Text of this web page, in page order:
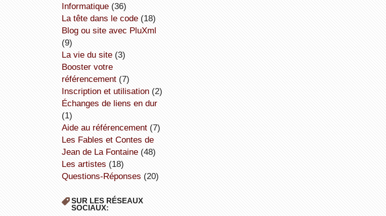
informatique(36)
la tête dans le code(18)
Blog ou site avec PluXml
(9)
la vie du site(3)
booster votre
référencement(7)
inscription et utilisation(2)
échanges de liens en dur
(1)
aide au référencement(7)
Les Fables et Contes de
Jean de La Fontaine(48)
Les artistes (18)
Questions-Réponses (20)
SUR LES RÉSEAUX
SOCIAUX: